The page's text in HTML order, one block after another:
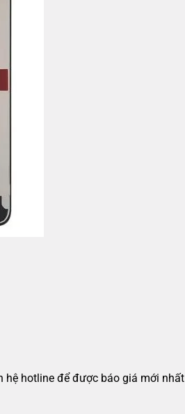
hệ hotline để được báo giá mới nhất